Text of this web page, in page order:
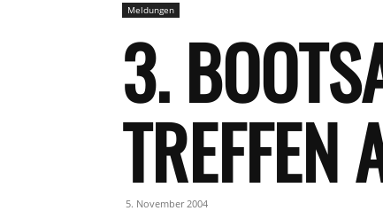
Meldungen
3.
TREFFEN
5. November 2004